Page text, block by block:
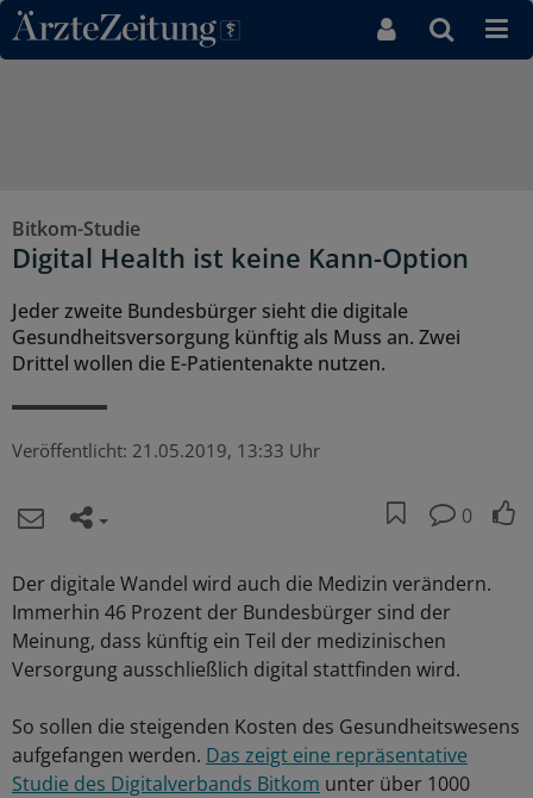
Direkt zum Inhaltsbereich
Bitkom-Studie
Digital Health ist keine Kann-Option
Jeder zweite Bundesbürger sieht die digitale
Gesundheitsversorgung künftig als Muss an. Zwei
Drittel wollen die E-Patientenakte nutzen.
Veröffentlicht: 21.05.2019, 13:33 Uhr
0
Der digitale Wandel wird auch die Medizin verändern.
Immerhin 46 Prozent der Bundesbürger sind der
Meinung, dass künftig ein Teil der medizinischen
Versorgung ausschließlich digital stattfinden wird.
So sollen die steigenden Kosten des Gesundheitswesens
aufgefangen werden. Das zeigt eine repräsentative
Studie des Digitalverbands Bitkom unter über 1000